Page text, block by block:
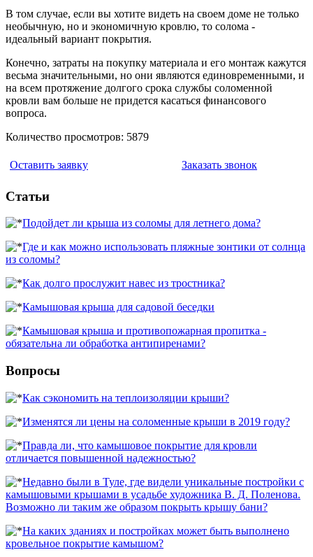
В том случае, если вы хотите видеть на своем доме не только
необычную, но и экономичную кровлю, то солома -
идеальный вариант покрытия.
Конечно, затраты на покупку материала и его монтаж кажутся
весьма значительными, но они являются единовременными, и
на всем протяжение долгого срока службы соломенной
кровли вам больше не придется касаться финансового
вопроса.
Количество просмотров: 5879
Оставить заявку Заказать звонок
Статьи
Подойдет ли крыша из соломы для летнего дома?
Где и как можно использовать пляжные зонтики от солнца
из соломы?
Как долго прослужит навес из тростника?
Камышовая крыша для садовой беседки
Камышовая крыша и противопожарная пропитка -
обязательна ли обработка антипиренами?
Вопросы
Как сэкономить на теплоизоляции крыши?
Изменятся ли цены на соломенные крыши в 2019 году?
Правда ли, что камышовое покрытие для кровли
отличается повышенной надежностью?
Недавно были в Туле, где видели уникальные постройки с
камышовыми крышами в усадьбе художника В. Д. Поленова.
Возможно ли таким же образом покрыть крышу бани?
На каких зданиях и постройках может быть выполнено
кровельное покрытие камышом?